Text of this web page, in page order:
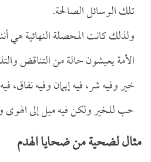
تلك الوسائل الصالحة.
ولذلك كانت المحصلة النهائية هي
الأمة يعيشون حالة من التناقض
خير وفيه شر، فيه إيمان وفيه نفاق،
حب للخير ولكن فيه ميل إلى الهوى
مثال لضحية من ضحايا الهدم